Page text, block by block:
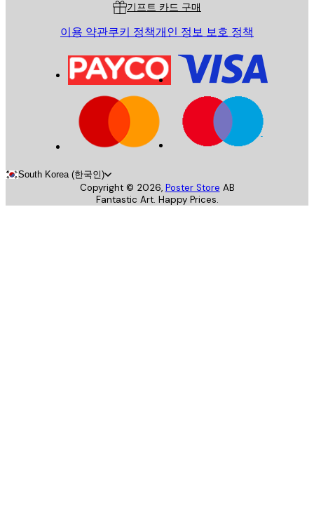
기프트 카드 구매
이용 약관쿠키 정책개인 정보 보호 정책
South Korea (한국인)
Copyright © 2026, Poster Store AB
Fantastic Art. Happy Prices.